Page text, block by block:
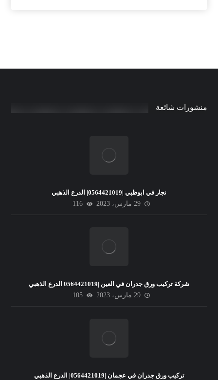
منشورات شائعة
نجار في ابوظبي |0564421019| الدرع الذهبي
29 مارس، 2023
116
شركة تركيب ورق جدران في العين |0564421019|الدرع الذهبي
29 مارس، 2023
105
تركيب ورق جدران في عجمان |0564421019| الدرع الذهبي